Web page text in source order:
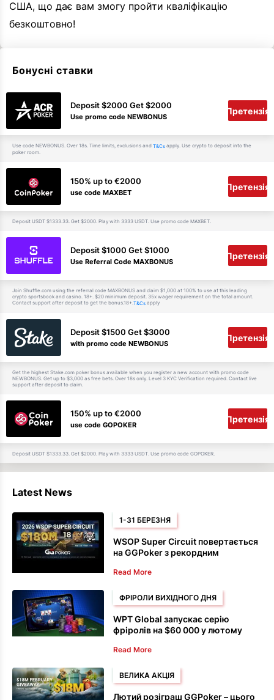
США, що дає вам змогу пройти кваліфікацію
безкоштовно!
Бонусні ставки
Deposit $2000 Get $2000
Use promo code NEWBONUS
Претензія
Use code NEWBONUS. Over 18s. Time limits, exclusions and T&Cs apply. Use crypto to deposit into the
poker room.
150% up to €2000
use code MAXBET
Претензія
Deposit USDT $1333.33. Get $2000. Play with 3333 USDT. Use promo code MAXBET.
Deposit $1000 Get $1000
Use Referral Code MAXBONUS
Претензія
Join Shuffle.com using the referral code MAXBONUS and claim $1,000 at 100% to use at this leading
crypto sportsbook and casino. 18+. $20 minimum deposit. 35x wager requirement on the total amount.
Contact support after deposit to get the bonus.18+.T&Cs apply
Deposit $1500 Get $3000
with promo code NEWBONUS
Претензія
Get the highest Stake.com poker bonus available when you register a new account with promo code
NEWBONUS. Get up to $3,000 as free bets. Over 18s only. Level 3 KYC Verification required. Contact live
support after deposit to claim.
150% up to €2000
use code GOPOKER
Претензія
Deposit USDT $1333.33. Get $2000. Play with 3333 USDT. Use promo code GOPOKER.
Latest News
1-31 БЕРЕЗНЯ
WSOP Super Circuit повертається
на GGPoker з рекордним
доларів
Read More
ФРІРОЛИ ВИХІДНОГО ДНЯ
WPT Global запускає серію
фріролів на $60 000 у лютому
Read More
ВЕЛИКА АКЦІЯ
Лютий розіграш GGPoker – цього